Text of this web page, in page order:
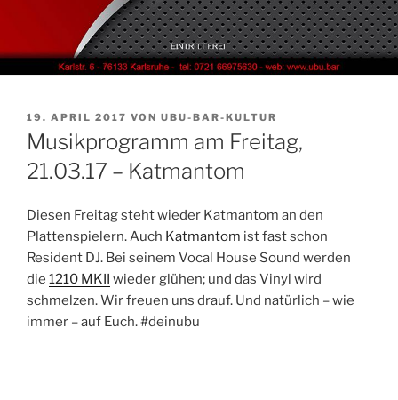
VERÖFFENTLICHT
AM
19. APRIL 2017 VON UBU-BAR-KULTUR
Musikprogramm am Freitag,
21.03.17 – Katmantom
Diesen Freitag steht wieder Katmantom an den
Plattenspielern. Auch Katmantom ist fast schon
Resident DJ. Bei seinem Vocal House Sound werden
die 1210 MKII wieder glühen; und das Vinyl wird
schmelzen. Wir freuen uns drauf. Und natürlich – wie
immer – auf Euch. #deinubu